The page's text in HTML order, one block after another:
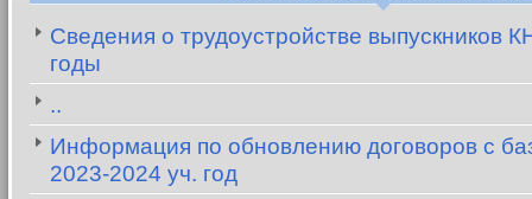
Сведения о трудоустройстве выпускников
годы
..
Информация по обновлению договоров с
2023-2024 уч. год